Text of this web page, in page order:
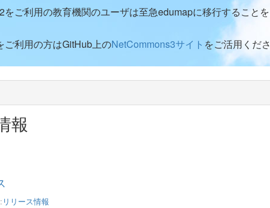
ご利用の教育機関のユーザは至急edumapに移行すること
ご利用の方はGitHub上のNetCommons3サイト をご活用くださ
報
リリース情報